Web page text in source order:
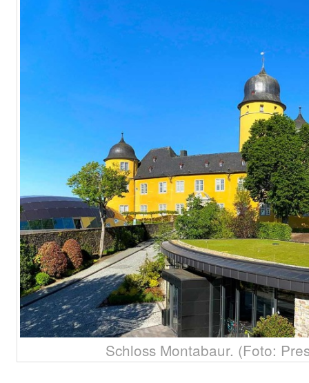
Schloss Montabaur. (Foto: